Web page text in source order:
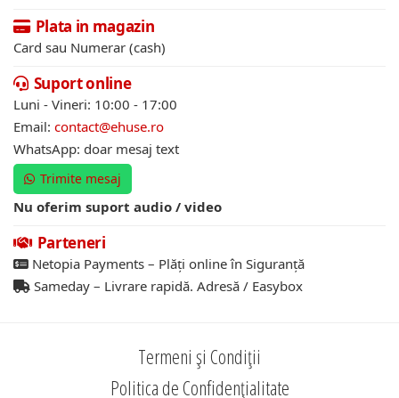
Plata in magazin
Card sau Numerar (cash)
Suport online
Luni - Vineri: 10:00 - 17:00
Email: contact@ehuse.ro
WhatsApp: doar mesaj text
Trimite mesaj
Nu oferim suport audio / video
Parteneri
Netopia Payments – Plăți online în Siguranță
Sameday – Livrare rapidă. Adresă / Easybox
Termeni și Condiții
Politica de Confidențialitate